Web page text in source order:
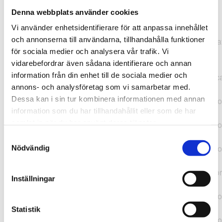
Denna webbplats använder cookies
Vi använder enhetsidentifierare för att anpassa innehållet
och annonserna till användarna, tillhandahålla funktioner
för sociala medier och analysera vår trafik. Vi
vidarebefordrar även sådana identifierare och annan
information från din enhet till de sociala medier och
annons- och analysföretag som vi samarbetar med.
Dessa kan i sin tur kombinera informationen med annan
information som du har tillhandahållit eller som de har
Nödvändig
Inställningar
Statistik
TypeError: "".concat(...).concat(...).replaceAll is not a
function at
https://webshop.pressbyran.se/_next/static/chunks/pages/
b1763451a2186f9e.js:1:11050 at Array.map
(<anonymous>) at K
(https://webshop.pressbyran.se/_next/static/chunks/pages/
b1763451a2186f9e.js:1:10836) at lk
(https://webshop.pressbyran.se/_next/static/chunks/
b241200379730ac0.js:1:129835) at i
(https://webshop.pressbyran.se/_next/static/chunks/
(https://webshop.pressbyran.se/_next/static/chunks/
https://webshop.pressbyran.se/_next/static/chunks/
b241200379730ac0.js:1:167872 at uI
(https://webshop.pressbyran.se/_next/static/chunks/
b241200379730ac0.js:1:167879) at uE
(https://webshop.pressbyran.se/_next/static/chunks/